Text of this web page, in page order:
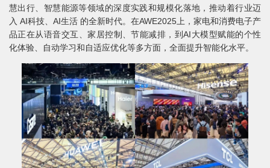
慧出行、智慧能源等领域的深度实践和规模化落地，推动着行业迈
入 AI科技、AI生活 的全新时代。在AWE2025上，家电和消费电子产
品正在从语音交互、家居控制、节能减排，到AI大模型赋能的个性
化体验、自动学习和自适应优化等多方面，全面提升智能化水平。